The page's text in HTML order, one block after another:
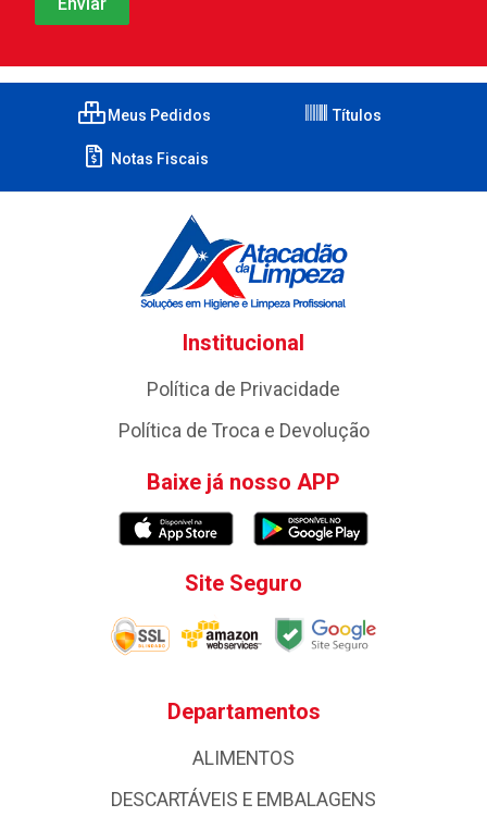
Meus Pedidos Títulos
Notas Fiscais
Institucional
Política de Privacidade
Política de Troca e Devolução
Baixe já nosso APP
Site Seguro
Departamentos
ALIMENTOS
DESCARTÁVEIS E EMBALAGENS